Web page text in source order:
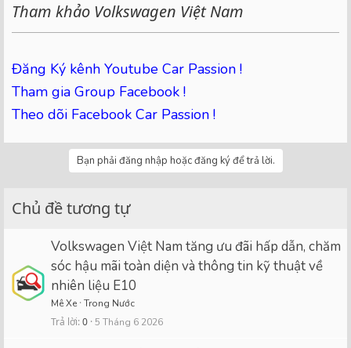
Tham khảo Volkswagen Việt Nam
Đăng Ký kênh Youtube Car Passion !
Tham gia Group Facebook !
Theo dõi Facebook Car Passion !
Bạn phải đăng nhập hoặc đăng ký để trả lời.
Chủ đề tương tự
Volkswagen Việt Nam tăng ưu đãi hấp dẫn, chăm
sóc hậu mãi toàn diện và thông tin kỹ thuật về
nhiên liệu E10
Mê Xe Trong Nước
Trả lời 0 5 Tháng 6 2026